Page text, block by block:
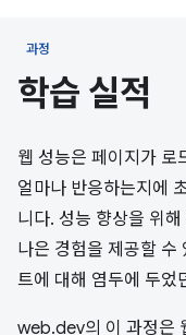
과정
학습 실적
웹 성능은 페이지가 로
얼마나 반응하는지에
니다. 성능 향상을 위
나은 경험을 제공할 수
트에 대해 염두에 두었
web.dev의 이 과정은